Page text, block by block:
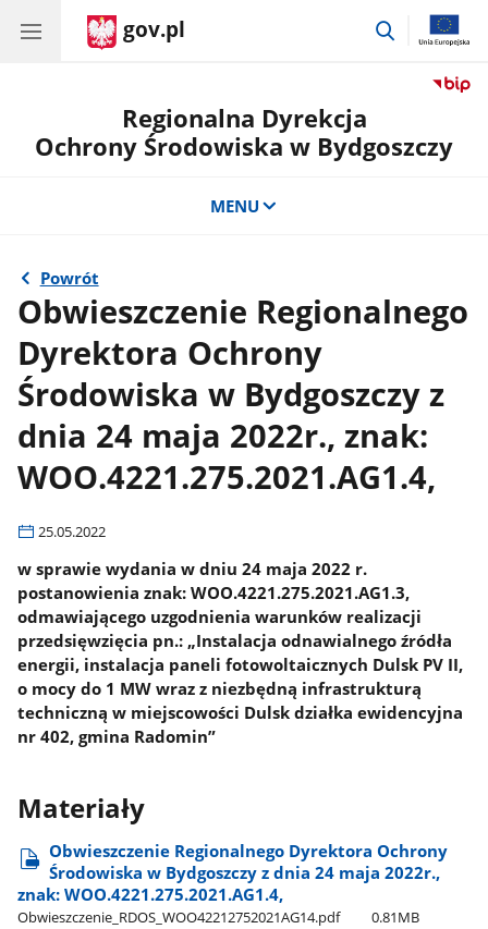
gov.pl
przejdź
Regionalna Dyrekcja
Ochrony Środowiska w Bydgoszczy
MENU
Powrót
Obwieszczenie Regionalnego
Dyrektora Ochrony
Środowiska w Bydgoszczy z
dnia 24 maja 2022r., znak:
WOO.4221.275.2021.AG1.4,
25.05.2022
w sprawie wydania w dniu 24 maja 2022 r.
postanowienia znak: WOO.4221.275.2021.AG1.3,
odmawiającego uzgodnienia warunków realizacji
przedsięwzięcia pn.: „Instalacja odnawialnego źródła
energii, instalacja paneli fotowoltaicznych Dulsk PV II,
o mocy do 1 MW wraz z niezbędną infrastrukturą
techniczną w miejscowości Dulsk działka ewidencyjna
nr 402, gmina Radomin”
Materiały
Obwieszczenie Regionalnego Dyrektora Ochrony
Środowiska w Bydgoszczy z dnia 24 maja 2022r.,
znak: WOO.4221.275.2021.AG1.4,
Obwieszczenie​_RDOS​_WOO42212752021AG14.pdf 0.81MB